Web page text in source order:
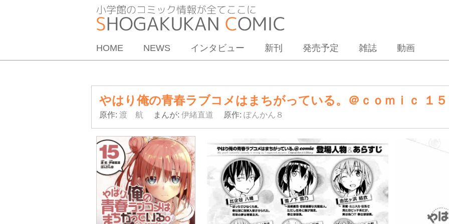
HOME NEWS インタビュー 新刊 発売予定 雑誌 動画
やはり俺の青春ラブコメはまちがっている。＠ｃｏｍｉｃ １５
原作: 渡 航 まんが: 伊緒直道 原作: ぽんかん８